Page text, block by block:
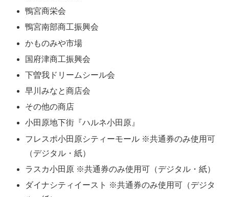
鴨宮商栄会
鴨宮南部商工振興会
かものみや市場
国府津商工振興会
下曽我ドリームシール会
早川みなと商店会
その他の商店
小田原地下街『ハルネ小田原』
フレスポ小田原シティーモール ※共通券のみ使用可
（デジタル・紙）
ラスカ小田原 ※共通券のみ使用可（デジタル・紙）
ダイナシティイースト ※共通券のみ使用可（デジタ